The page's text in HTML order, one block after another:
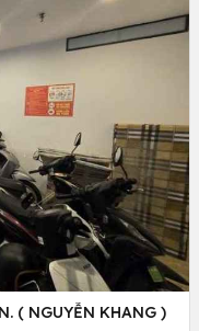
( NGUYỄN KHANG )